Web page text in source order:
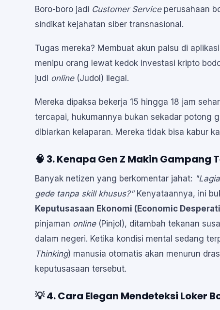
Boro-boro jadi Customer Serviceperusahaan
sindikat kejahatan siber transnasional.
Tugas mereka? Membuat akun palsu di
menipu orang lewat kedok investasi kripto
judi online(Judol) ilegal.
Mereka dipaksa bekerja 15 hingga 18 jam
tercapai, hukumannya bukan sekadar potong
dibiarkan kelaparan. Mereka tidak bisa kabur
🧠 3. Kenapa Gen Z Makin Gampang
Banyak netizen yang berkomentar jahat:
gede tanpa skillkhusus?"Kenyataannya, ini
Keputusasaan Ekonomi (Economic
pinjaman online(Pinjol), ditambah tekanan
dalam negeri. Ketika kondisi mental sedang
Thinking) manusia otomatis akan menurun
keputusasaan tersebut.
💡 4. Cara Elegan Mendeteksi Loker